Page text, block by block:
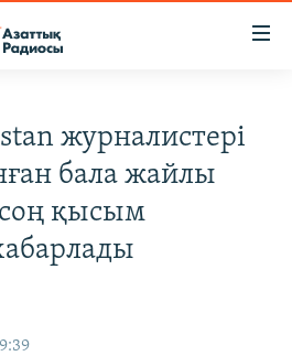
журналистері
бала жайлы
қысым